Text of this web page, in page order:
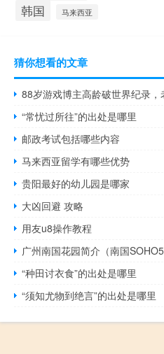
韩国 马来西亚
猜你想看的文章
88岁游戏博主高龄破世界纪录
“常忧过所往”的出处是哪里
邮政考试包括哪些内容
马来西亚留学有哪些优势
贵阳最好的幼儿园是哪家
大凶回避 攻略
用友u8操作教程
广州南国花园简介（南国
“种田讨衣食”的出处是哪里
“须知尤物到绝言”的出处是哪里